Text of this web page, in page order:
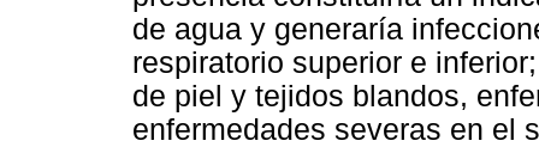
de agua y generaría
respiratorio superior e
de piel y tejidos blandos,
enfermedades severas en el